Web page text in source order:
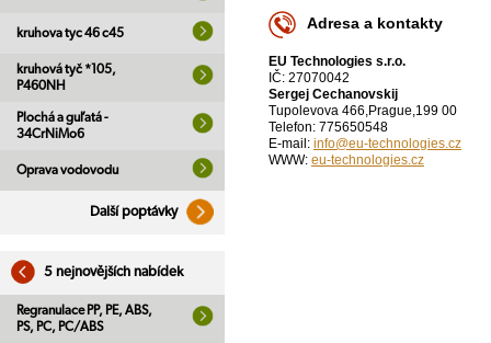
kruhova tyc 46 c45
kruhová tyč *105,
P460NH
Plochá a guľatá -
34CrNiMo6
Oprava vodovodu
Další poptávky
5 nejnovějších nabídek
Regranulace PP, PE, ABS,
PS, PC, PC/ABS
Adresa a kontakty
EU Technologies s.r.o.
IČ: 27070042
Sergej Cechanovskij
Tupolevova 466,Prague,199 00
Telefon: 775650548
E-mail: info@eu-technologies.cz
WWW: eu-technologies.cz